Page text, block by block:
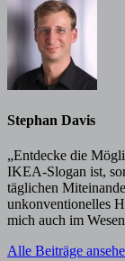
Stephan Davis
„Entdecke die
IKEA-Slogan ist,
täglichen
unkonventionelles
mich auch im
Alle Beiträge